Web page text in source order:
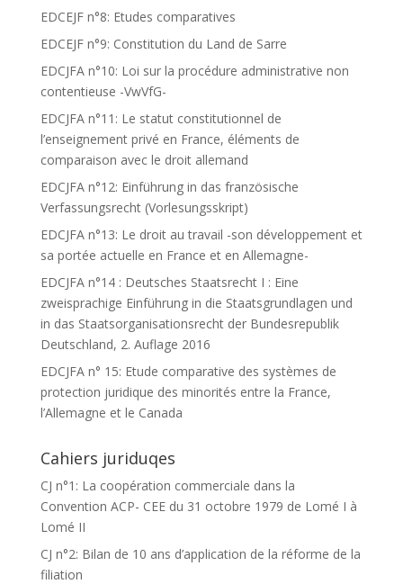
EDCEJF n°8: Etudes comparatives
EDCEJF n°9: Constitution du Land de Sarre
EDCJFA n°10: Loi sur la procédure administrative non
contentieuse -VwVfG-
EDCJFA n°11: Le statut constitutionnel de
l’enseignement privé en France, éléments de
comparaison avec le droit allemand
EDCJFA n°12: Einführung in das französische
Verfassungsrecht (Vorlesungsskript)
EDCJFA n°13: Le droit au travail -son développement et
sa portée actuelle en France et en Allemagne-
EDCJFA n°14 : Deutsches Staatsrecht I : Eine
zweisprachige Einführung in die Staatsgrundlagen und
in das Staatsorganisationsrecht der Bundesrepublik
Deutschland, 2. Auflage 2016
EDCJFA n° 15: Etude comparative des systèmes de
protection juridique des minorités entre la France,
l’Allemagne et le Canada
Cahiers juriduqes
CJ n°1: La coopération commerciale dans la
Convention ACP- CEE du 31 octobre 1979 de Lomé I à
Lomé II
CJ n°2: Bilan de 10 ans d’application de la réforme de la
filiation